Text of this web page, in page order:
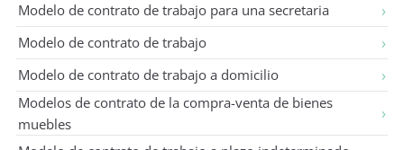
Modelo de contrato de trabajo para una secretaria
Modelo de contrato de trabajo
Modelo de contrato de trabajo a domicilio
Modelos de contrato de la compra-venta de bienes
muebles